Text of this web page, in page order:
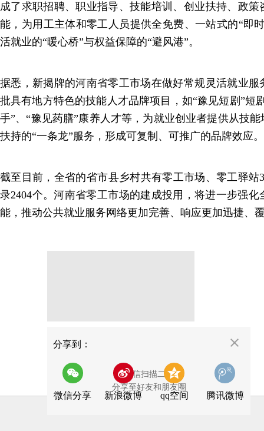
成了求职招聘、职业指导、技能培训、创业扶持、政
能，为用工主体和零工人员提供全免费、一站式的“即
活就业的“暖心桥”与权益保障的“避风港”。
据悉，新揭牌的河南省零工市场在做好常规灵活就业
批具有地方特色的技能人才品牌项目，如“豫见短剧”短
手”、“豫见药膳”康养人才等，为就业创业者提供从技
扶持的“一条龙”服务，形成可复制、可推广的品牌效应。
截至目前，全省的省市县乡村共有零工市场、零工驿站
录2404个。河南省零工市场的建成投用，将进一步强
能，推动公共就业服务网络更加完善、响应更加迅捷、
分享到：
微信分享
用微信扫描二维码
分享至好友和朋友圈
新浪微博 qq空间 腾讯微博